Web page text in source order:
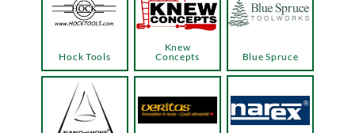
Hock Tools
Knew
Concepts
Blue Spruce